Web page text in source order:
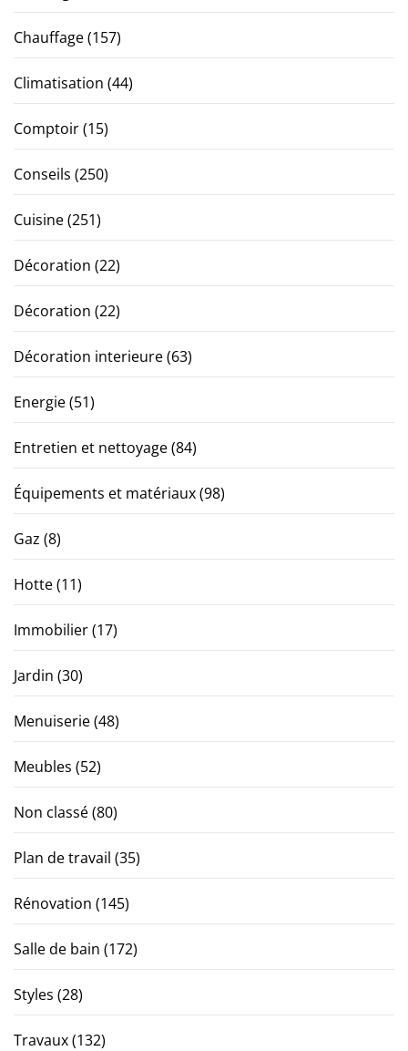
Chauffage(157)
Climatisation (44)
Comptoir(15)
Conseils (250)
Cuisine(251)
Décoration (22)
Décoration (22)
Décoration interieure(63)
Energie(51)
Entretien et nettoyage(84)
Équipements et matériaux(98)
Gaz (8)
Hotte(11)
Immobilier(17)
Jardin (30)
Menuiserie(48)
Meubles (52)
Non classé(80)
Plan de travail (35)
Rénovation (145)
Salle de bain (172)
Styles (28)
Travaux(132)